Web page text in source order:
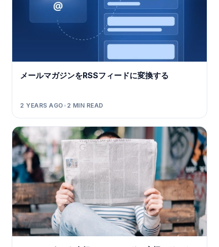
メールマガジンをRSSフィードに変換する
2 YEARS AGO • 2 MIN READ